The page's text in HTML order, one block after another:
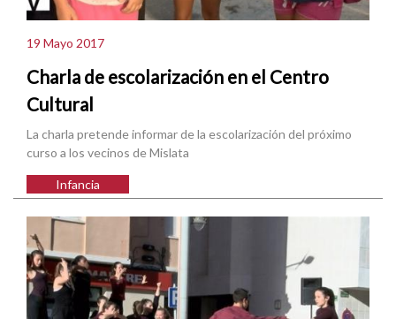
19 Mayo 2017
Charla de escolarización en el Centro
Cultural
La charla pretende informar de la escolarización del próximo
curso a los vecinos de Mislata
Infancia